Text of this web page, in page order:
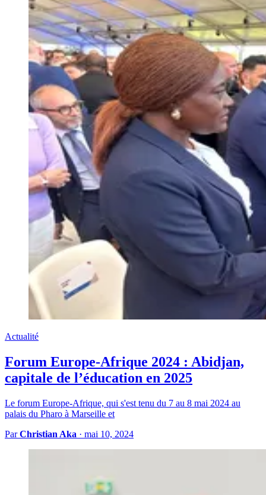
Actualité
Forum Europe-Afrique 2024 : Abidjan,
capitale de l’éducation en 2025
Le forum Europe-Afrique, qui s'est tenu du 7 au 8 mai 2024 au
palais du Pharo à Marseille et
ParChristian Aka · mai 10, 2024